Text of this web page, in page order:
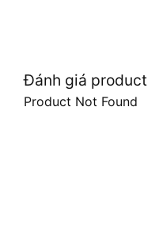
Đánh giá product
Product Not Found